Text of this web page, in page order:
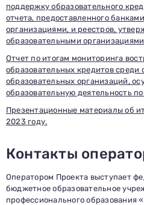
поддержку образовательного
отчета, предоставленного
организациями, и реестров,
образовательными
Отчет по итогам мониторинга
образовательных кредитов среди
образовательных организаций,
образовательную деятельность
Презентационные материалы об
2023 году.
Контакты
Оператором Проекта выступает
бюджетное образовательное
профессионального образования